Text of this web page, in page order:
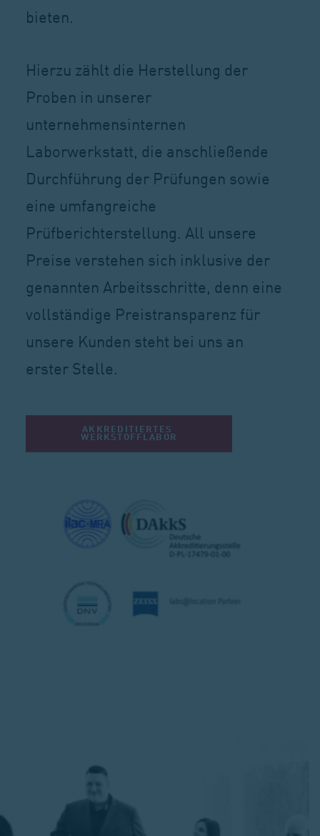
bieten.
Hierzu zählt die Herstellung der
Proben in unserer
unternehmensinternen
Laborwerkstatt, die anschließende
Durchführung der Prüfungen sowie
eine umfangreiche
Prüfberichterstellung. All unsere
Preise verstehen sich inklusive der
genannten Arbeitsschritte, denn eine
vollständige Preistransparenz für
unsere Kunden steht bei uns an
erster Stelle.
AKKREDITIERTES
WERKSTOFFLABOR